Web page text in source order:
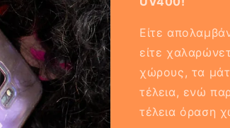
Είτε
είτε
χώρους, τα
τέλεια, ενώ
τέλεια όραση